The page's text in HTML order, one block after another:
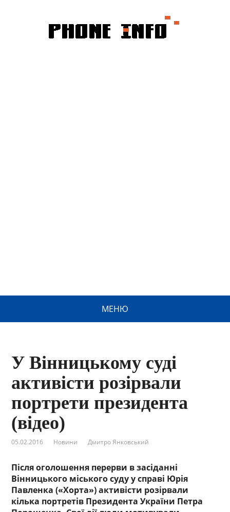
МЕНЮ
У Вінницькому суді
активісти розірвали
портрети президента
(відео)
05.02.2016 Новини Дмитро Янковський
Після оголошення перерви в засіданні
Вінницького міського суду у справі Юрія
Павленка («Хорта») активісти розірвали
кілька портретів Президента України Петра